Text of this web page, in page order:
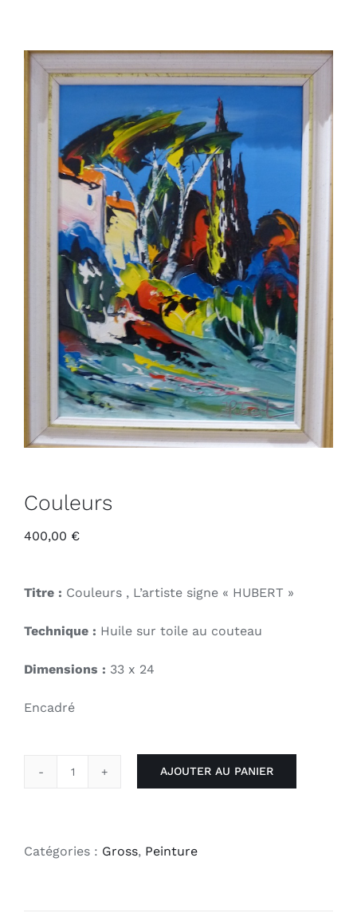
Couleurs
400,00 €
Titre : Couleurs , L’artiste signe « HUBERT »
Technique : Huile sur toile au couteau
Dimensions : 33 x 24
Encadré
AJOUTER AU PANIER
Catégories : Gross, Peinture